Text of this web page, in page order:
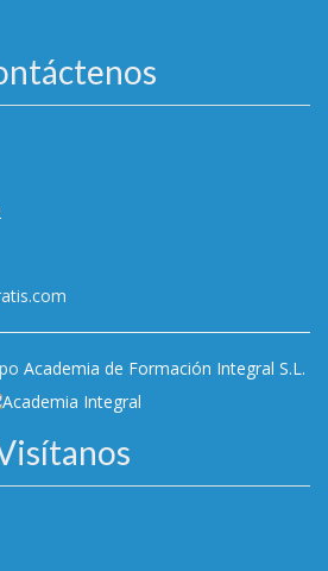
Academia de Formación Integral S.L.